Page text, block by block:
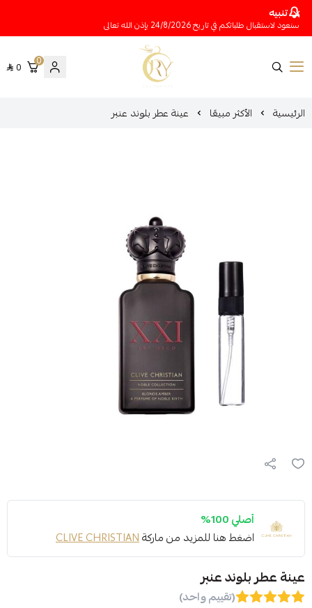
تنبيه
سنعود لاستقبال طلباتكم في تاريخ 24/8/2026 بإذن الله تعالى
متجر عينات عطور أوري
0
0
الرئيسية الأكثر مبيعًا عينة عطر بلوند عنبر
أصلي 100%
اضغط هنا للمزيد من ماركةCLIVE CHRISTIAN
عينة عطر بلوند عنبر
(تقييم واحد)